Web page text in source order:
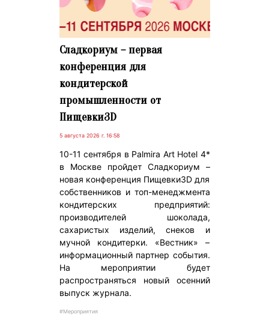
Сладкориум – первая
конференция для
кондитерской
промышленности от
Пищевки3D
5 августа 2026 г. 16:58
10-11 сентября в Palmira Art Hotel 4*
в Москве пройдет Сладкориум –
новая конференция Пищевки3D для
собственников и топ-менеджмента
кондитерских предприятий:
производителей шоколада,
сахаристых изделий, снеков и
мучной кондитерки. «Вестник» –
информационный партнер события.
На мероприятии будет
распространяться новый осенний
выпуск журнала.
#Мероприятия